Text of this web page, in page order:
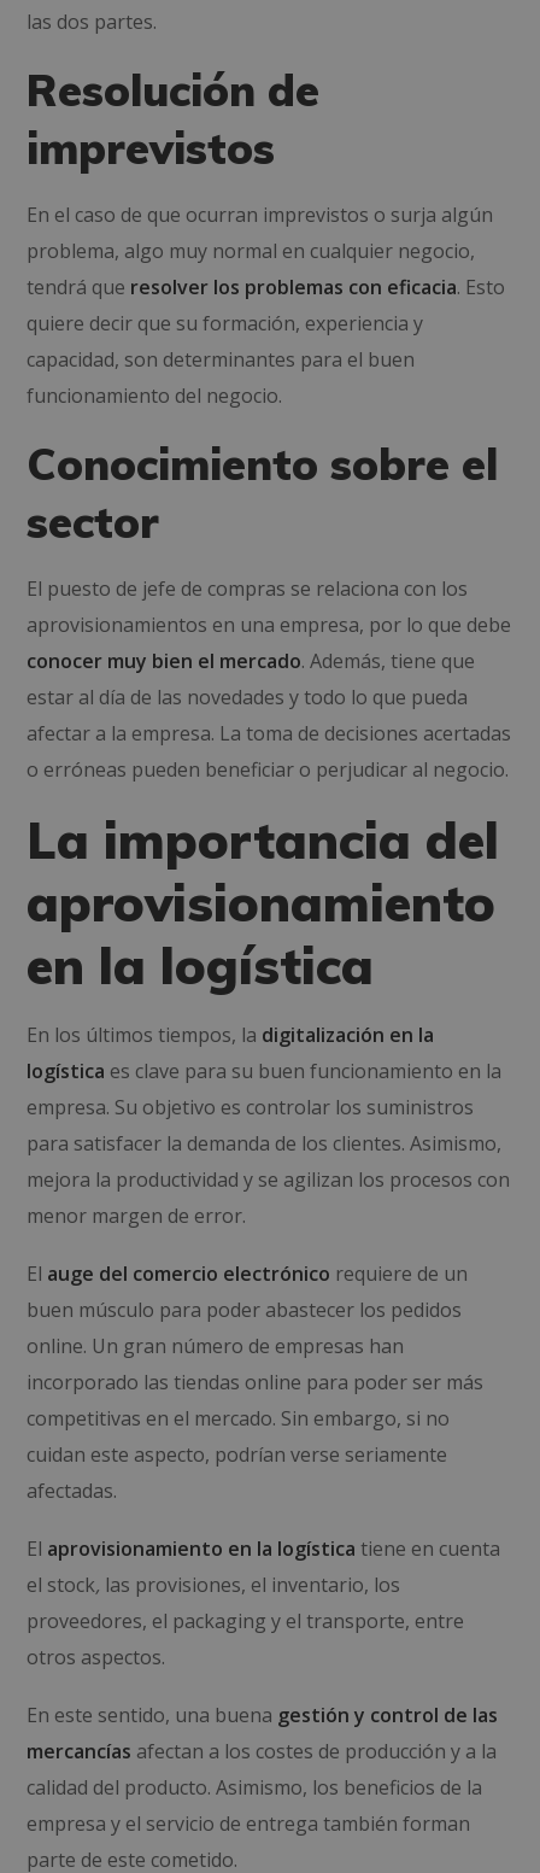
las dos partes.
Resolución de
imprevistos
En el caso de que ocurran imprevistos o surja algún
problema, algo muy normal en cualquier negocio,
tendrá que resolver los problemas con eficacia. Esto
quiere decir que su formación, experiencia y
capacidad, son determinantes para el buen
funcionamiento del negocio.
Conocimiento sobre el
sector
El puesto de jefe de compras se relaciona con los
aprovisionamientos en una empresa, por lo que debe
conocer muy bien el mercado. Además, tiene que
estar al día de las novedades y todo lo que pueda
afectar a la empresa. La toma de decisiones acertadas
o erróneas pueden beneficiar o perjudicar al negocio.
La importancia del
aprovisionamiento
en la logística
En los últimos tiempos, la digitalización en la
logística es clave para su buen funcionamiento en la
empresa. Su objetivo es controlar los suministros
para satisfacer la demanda de los clientes. Asimismo,
mejora la productividad y se agilizan los procesos con
menor margen de error.
El auge del comercio electrónico requiere de un
buen músculo para poder abastecer los pedidos
online. Un gran número de empresas han
incorporado las tiendas online para poder ser más
competitivas en el mercado. Sin embargo, si no
cuidan este aspecto, podrían verse seriamente
afectadas.
El aprovisionamiento en la logística tiene en cuenta
el stock, las provisiones, el inventario, los
proveedores, el packaging y el transporte, entre
otros aspectos.
En este sentido, una buena gestión y control de las
mercancías afectan a los costes de producción y a la
calidad del producto. Asimismo, los beneficios de la
empresa y el servicio de entrega también forman
parte de este cometido.